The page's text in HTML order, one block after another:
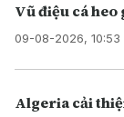
Vũ điệu cá
09-08-2026, 10:53
Algeria cải